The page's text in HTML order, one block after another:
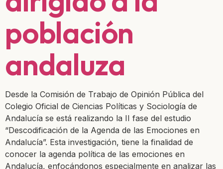
población
andaluza
Desde la Comisión de Trabajo de Opinión Pública del
Colegio Oficial de Ciencias Políticas y Sociología de
Andalucía se está realizando la II fase del estudio
“Descodificación de la Agenda de las Emociones en
Andalucía”. Esta investigación, tiene la finalidad de
conocer la agenda política de las emociones en
Andalucía, enfocándonos especialmente en analizar las